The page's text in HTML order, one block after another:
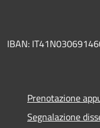
IBAN:
Prenotazione
Segnalazione